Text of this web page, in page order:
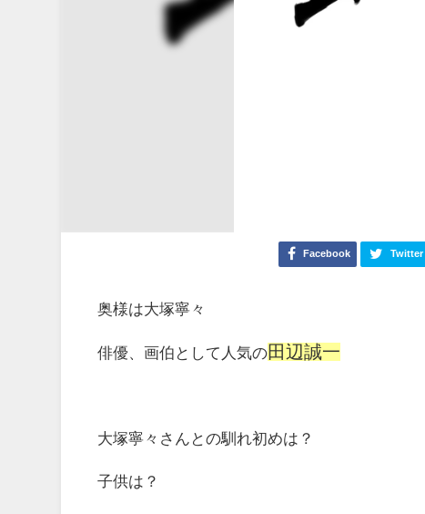
Facebook Twitter
奥様は大塚寧々
俳優、画伯として人気の田辺誠一
大塚寧々さんとの馴れ初めは？
子供は？